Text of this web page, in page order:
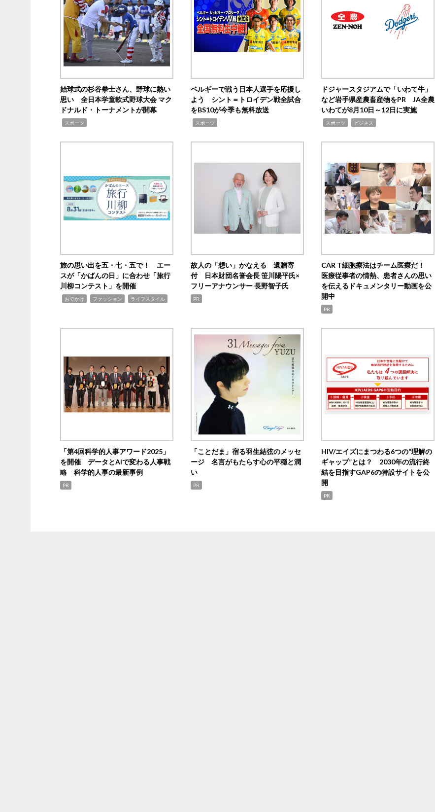
始球式の杉谷拳士さん、野球に熱い
思い 全日本学童軟式野球大会 マク
ドナルド・トーナメントが開幕
スポーツ
ベルギーで戦う日本人選手を応援し
よう シント＝トロイデン戦全試合
をBS10が今季も無料放送
スポーツ
ドジャースタジアムで「いわて牛」
など岩手県産農畜産物をPR JA全農
いわてが8月10日～12日に実施
スポーツ ビジネス
旅の思い出を五・七・五で！ エー
スが「かばんの日」に合わせ「旅行
川柳コンテスト」を開催
おでかけ ファッション ライフスタイル
故人の「想い」かなえる 遺贈寄
付 日本財団名誉会長 笹川陽平氏×
フリーアナウンサー 長野智子氏
PR
CAR T細胞療法はチーム医療だ！
医療従事者の情熱、患者さんの思い
を伝えるドキュメンタリー動画を公
開中
PR
「第4回科学的人事アワード2025」
を開催 データとAIで変わる人事戦
略 科学的人事の最新事例
PR
「ことだま」宿る羽生結弦のメッセ
ージ 名言がもたらす心の平穏と潤
い
PR
HIV/エイズにまつわる6つの“理解の
ギャップ”とは？ 2030年の流行終
結を目指すGAP6の特設サイトを公
開
PR